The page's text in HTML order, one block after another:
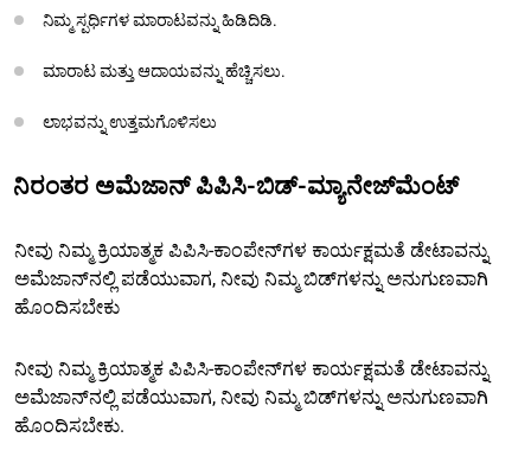
ನಿಮ್ಮ ಸ್ಪರ್ಧಿಗಳ ಮಾರಾಟವನ್ನು ಹಿಡಿದಿಡಿ.
ಮಾರಾಟ ಮತ್ತು ಆದಾಯವನ್ನು ಹೆಚ್ಚಿಸಲು.
ಲಾಭವನ್ನು ಉತ್ತಮಗೊಳಿಸಲು
ನಿರಂತರ ಅಮೆಜಾನ್ ಪಿಪಿಸಿ-ಬಿಡ್-ಮ್ಯಾನೇಜ್‌ಮೆಂಟ್
ನೀವು ನಿಮ್ಮ ಕ್ರಿಯಾತ್ಮಕ ಪಿಪಿಸಿ-ಕಾಂಪೇನ್‌ಗಳ ಕಾರ್ಯಕ್ಷಮತೆ ಡೇಟಾವನ್ನು
ಅಮೆಜಾನ್‌ನಲ್ಲಿ ಪಡೆಯುವಾಗ, ನೀವು ನಿಮ್ಮ ಬಿಡ್‌ಗಳನ್ನು ಅನುಗುಣವಾಗಿ
ಹೊಂದಿಸಬೇಕು
ನೀವು ನಿಮ್ಮ ಕ್ರಿಯಾತ್ಮಕ ಪಿಪಿಸಿ-ಕಾಂಪೇನ್‌ಗಳ ಕಾರ್ಯಕ್ಷಮತೆ ಡೇಟಾವನ್ನು
ಅಮೆಜಾನ್‌ನಲ್ಲಿ ಪಡೆಯುವಾಗ, ನೀವು ನಿಮ್ಮ ಬಿಡ್‌ಗಳನ್ನು ಅನುಗುಣವಾಗಿ
ಹೊಂದಿಸಬೇಕು.